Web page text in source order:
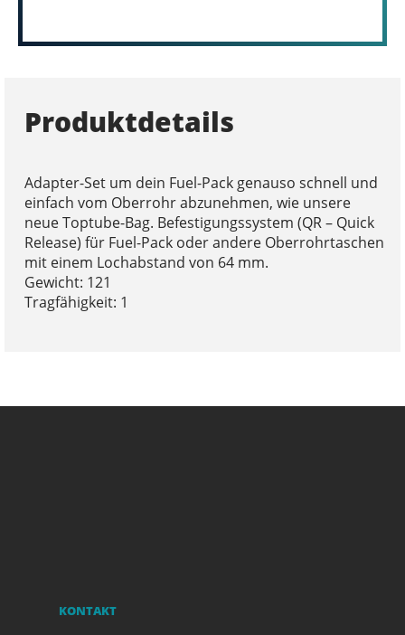
Produktdetails
Adapter-Set um dein Fuel-Pack genauso schnell und
einfach vom Oberrohr abzunehmen, wie unsere
neue Toptube-Bag. Befestigungssystem (QR – Quick
Release) für Fuel-Pack oder andere Oberrohrtaschen
mit einem Lochabstand von 64 mm.
Gewicht: 121
Tragfähigkeit: 1
KONTAKT